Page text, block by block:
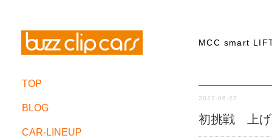
TOP
BLOG
CAR-LINEUP
MCC smart
2022-06-27
初挑戦 上げ